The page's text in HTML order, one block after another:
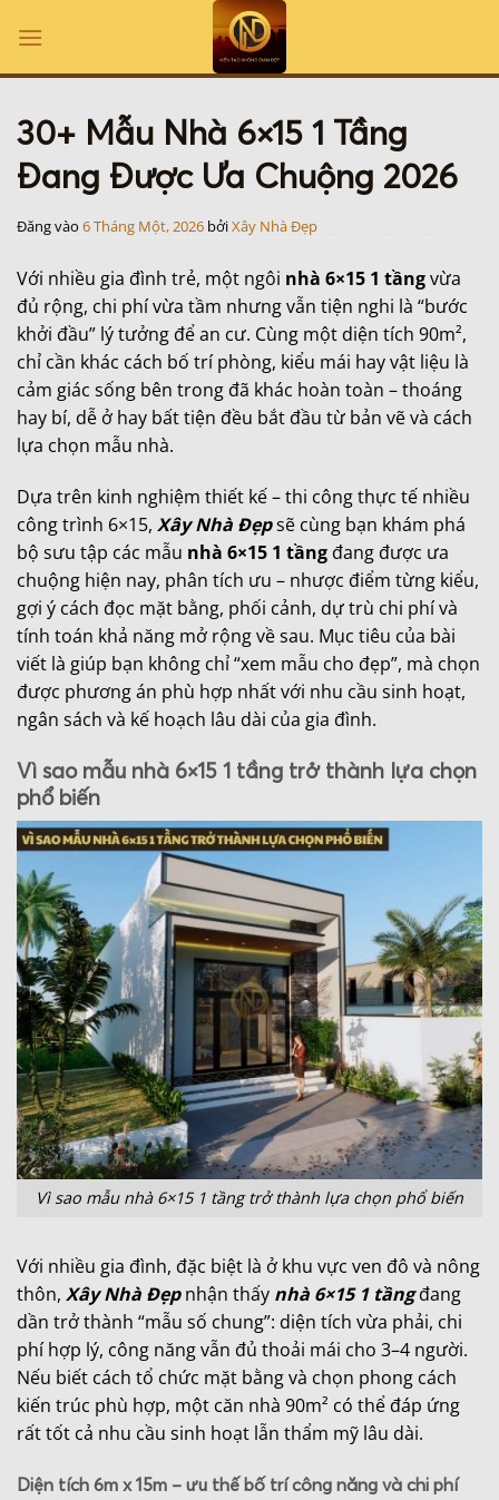
qua
nội
30+ Mẫu Nhà 6×15 1 Tầng
Đang Được Ưa Chuộng 2026
Đăng vào 6 Tháng Một, 2026 bởiXây Nhà Đẹp
Với nhiều gia đình trẻ, một ngôi nhà 6×15 1 tầngvừa
đủ rộng, chi phí vừa tầm nhưng vẫn tiện nghi là “bước
khởi đầu” lý tưởng để an cư. Cùng một diện tích 90m²,
chỉ cần khác cách bố trí phòng, kiểu mái hay vật liệu là
cảm giác sống bên trong đã khác hoàn toàn – thoáng
hay bí, dễ ở hay bất tiện đều bắt đầu từ bản vẽ và cách
lựa chọn mẫu nhà.
Dựa trên kinh nghiệm thiết kế – thi công thực tế nhiều
công trình 6×15, Xây Nhà Đẹpsẽ cùng bạn khám phá
bộ sưu tập các mẫu nhà 6×15 1 tầng đang được ưa
chuộng hiện nay, phân tích ưu – nhược điểm từng kiểu,
gợi ý cách đọc mặt bằng, phối cảnh, dự trù chi phí và
tính toán khả năng mở rộng về sau. Mục tiêu của bài
viết là giúp bạn không chỉ “xem mẫu cho đẹp”, mà chọn
được phương án phù hợp nhất với nhu cầu sinh hoạt,
ngân sách và kế hoạch lâu dài của gia đình.
Vì sao mẫu nhà 6×15 1 tầng trở thành lựa chọn
phổ biến
Vì sao mẫu nhà 6×15 1 tầng trở thành lựa chọn phổ biến
Với nhiều gia đình, đặc biệt là ở khu vực ven đô và nông
thôn, Xây Nhà Đẹpnhận thấy nhà 6×15 1 tầngđang
dần trở thành “mẫu số chung”: diện tích vừa phải, chi
phí hợp lý, công năng vẫn đủ thoải mái cho 3–4 người.
Nếu biết cách tổ chức mặt bằng và chọn phong cách
kiến trúc phù hợp, một căn nhà 90m² có thể đáp ứng
rất tốt cả nhu cầu sinh hoạt lẫn thẩm mỹ lâu dài.
Diện tích 6m x 15m – ưu thế bố trí công năng và chi phí